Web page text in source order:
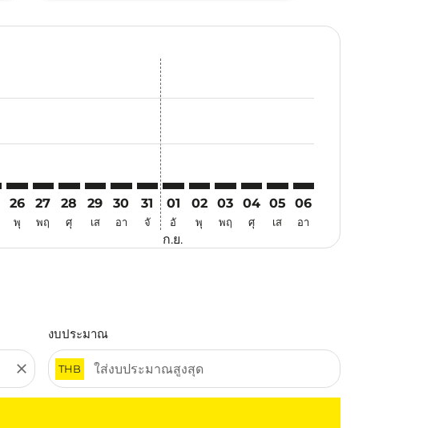
disclaimer. ค้นหาข้อเสนอ
offers-disclaimer. ค้นหาข้อเสนอ
view-offers-disclaimer. ค้นหาข้อเสนอ
view-offers-disclaimer. ค้นหาข้อเสนอ
cmp-view-offers-disclaimer. ค้นหาข้อเสนอ
cmp-view-offers-disclaimer. ค้นหาข้อเสนอ
CNX–KCH: cmp-view-offers-disclaimer. ค้นหาข้อเสนอ
26
พุ
CNX–KCH: cmp-view-offers-disclaimer. ค้นหาข้อเสนอ
27
พฤ
CNX–KCH: cmp-view-offers-disclaimer. ค้นหาข้อเสนอ
28
ศุ
CNX–KCH: cmp-view-offers-disclaimer. ค้นหาข้อเสนอ
29
เส
CNX–KCH: cmp-view-offers-disclaimer. ค้นหาข้อเสนอ
30
อา
CNX–KCH: cmp-view-offers-disclaimer. ค้นหาข้อ
31
จั
01
อั
ก.ย.
02
พุ
03
พฤ
04
ศุ
05
เส
06
อา
close
งบประมาณ
THB